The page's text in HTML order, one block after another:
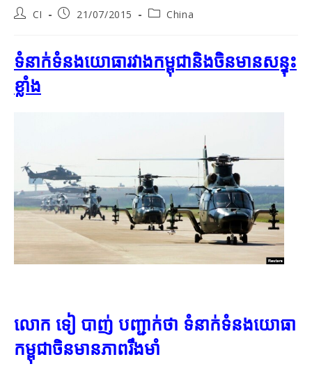
PostCI
Post21/07/2015
PostChina
ទំនាក់​ទំនង​យោធា​រវាង​កម្ពុជា​និង​ចិន​មាន​សន្ទុះ​
ខ្លាំង
លោក ទៀ បាញ់ បញ្ជាក់​ថា ទំនាក់ទំនង​យោធា​
កម្ពុជា​ចិន​មាន​ភាពរឹងមាំ